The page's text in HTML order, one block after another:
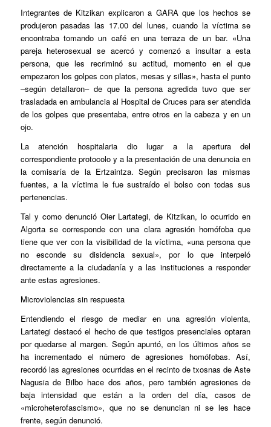
Integrantes de Kitzikan explicaron a GARA que los hechos se
produjeron pasadas las 17.00 del lunes, cuando la víctima se
encontraba tomando un café en una terraza de un bar. «Una
pareja heterosexual se acercó y comenzó a insultar a esta
persona, que les recriminó su actitud, momento en el que
empezaron los golpes con platos, mesas y sillas», hasta el punto
–según detallaron– de que la persona agredida tuvo que ser
trasladada en ambulancia al Hospital de Cruces para ser atendida
de los golpes que presentaba, entre otros en la cabeza y en un
ojo.
La atención hospitalaria dio lugar a la apertura del
correspondiente protocolo y a la presentación de una denuncia en
la comisaría de la Ertzaintza. Según precisaron las mismas
fuentes, a la víctima le fue sustraído el bolso con todas sus
pertenencias.
Tal y como denunció Oier Lartategi, de Kitzikan, lo ocurrido en
Algorta se corresponde con una clara agresión homófoba que
tiene que ver con la visibilidad de la víctima, «una persona que
no esconde su disidencia sexual», por lo que interpeló
directamente a la ciudadanía y a las instituciones a responder
ante estas agresiones.
Microviolencias sin respuesta
Entendiendo el riesgo de mediar en una agresión violenta,
Lartategi destacó el hecho de que testigos presenciales optaran
por quedarse al margen. Según apuntó, en los últimos años se
ha incrementado el número de agresiones homófobas. Así,
recordó las agresiones ocurridas en el recinto de txosnas de Aste
Nagusia de Bilbo hace dos años, pero también agresiones de
baja intensidad que están a la orden del día, casos de
«microheterofascismo», que no se denuncian ni se les hace
frente, según denunció.